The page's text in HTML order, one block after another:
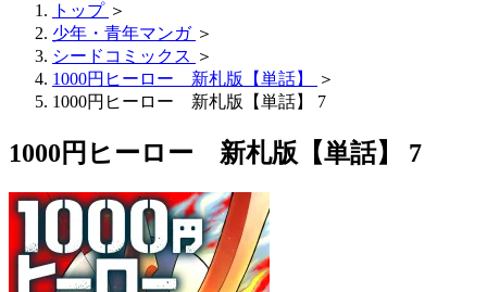
トップ ＞
少年・青年マンガ ＞
シードコミックス ＞
1000円ヒーロー 新札版【単話】
＞
1000円ヒーロー 新札版【単話】 7
1000円ヒーロー 新札版【単話】 7